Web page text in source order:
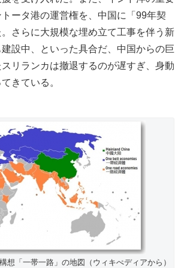
ータ港の運営権を、中国に「99年契
さらに大規模な埋め立て工事を伴う新
設中、といった具合だ、中国からの巨
リランカは撤退するのが遅すぎ、身動
きている。
想「一帯一路」の地図（ウィキぺディアから）